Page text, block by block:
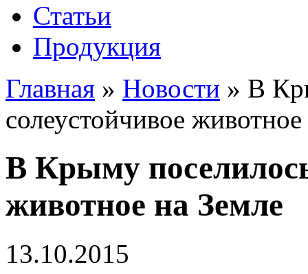
Статьи
Продукция
Главная » Новости » В
солеустойчивое
В Крыму
животное на Земле
13.10.2015